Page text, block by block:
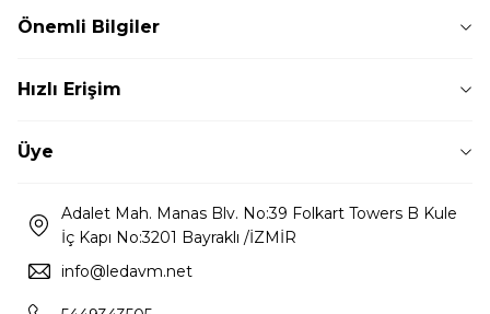
Önemli Bilgiler
Hızlı Erişim
Üye
Adalet Mah. Manas Blv. No:39 Folkart Towers B Kule
İç Kapı No:3201 Bayraklı /İZMİR
info@ledavm.net